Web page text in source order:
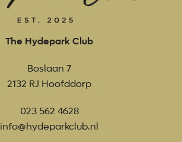
The Hydepark Club
Boslaan 7
2132 RJ Hoofddorp
023 562 4628
info@hydeparkclub.nl